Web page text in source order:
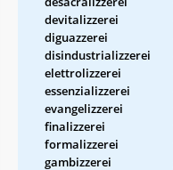
devitalizzerei
diguazzerei
disindustrializzerei
elettrolizzerei
essenzializzerei
evangelizzerei
finalizzerei
formalizzerei
gambizzerei